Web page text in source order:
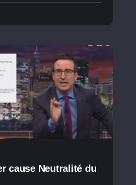
cause Neutralité du